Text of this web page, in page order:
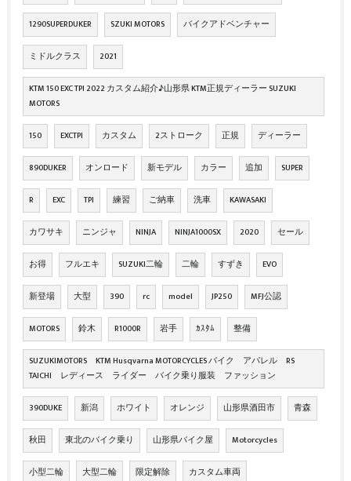
1290SUPERDUKER SZUKI MOTORS バイクアドベンチャー
ミドルクラス 2021
KTM 150 EXC TPI 2022 カスタム紹介♪山形県 KTM正規ディーラー SUZUKI
MOTORS
150 EXCTPI カスタム 2ストローク 正規 ディーラー
890DUKER オンロード 新モデル カラー 追加 SUPER
R EXC TPI 練習 ご納車 洗車 KAWASAKI
カワサキ ニンジャ NINJA NINJA1000SX 2020 セール
お得 フルエキ SUZUKI二輪 二輪 すずき EVO
新登場 大型 390 rc model JP250 MFJ公認
MOTORS 鈴木 R1000R 岩手 ｶｽﾀﾑ 整備
SUZUKIMOTORS KTM Husqvarna MOTORCYCLES バイク アパレル RS
TAICHI レディース ライダー バイク乗り服装 ファッション
390DUKE 新潟 ホワイト オレンジ 山形県酒田市 青森
秋田 東北のバイク乗り 山形県バイク屋 Motorcycles
小型二輪 大型二輪 限定解除 カスタム車両